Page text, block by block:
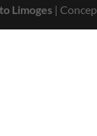
Limoges |